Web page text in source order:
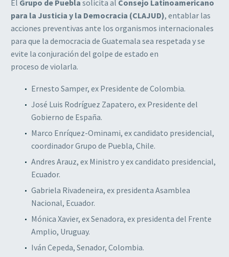
El Grupo de Puebla solicita al Consejo Latinoamericano
para la Justicia y la Democracia (CLAJUD), entablar las
acciones preventivas ante los organismos internacionales
para que la democracia de Guatemala sea respetada y se
evite la conjuración del golpe de estado en
proceso de violarla.
Ernesto Samper, ex Presidente de Colombia.
José Luis Rodríguez Zapatero, ex Presidente del
Gobierno de España.
Marco Enríquez-Ominami, ex candidato presidencial,
coordinador Grupo de Puebla, Chile.
Andres Arauz, ex Ministro y ex candidato presidencial,
Ecuador.
Gabriela Rivadeneira, ex presidenta Asamblea
Nacional, Ecuador.
Mónica Xavier, ex Senadora, ex presidenta del Frente
Amplio, Uruguay.
Iván Cepeda, Senador, Colombia.